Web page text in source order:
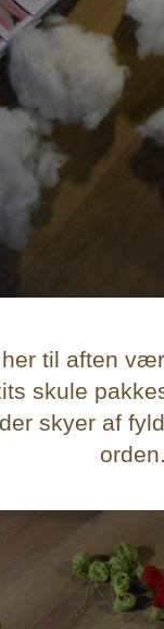
til aften
skule
skyer af